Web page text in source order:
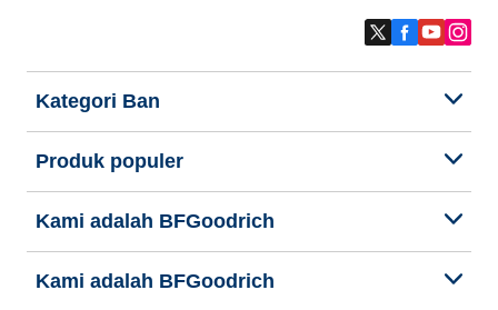
Kategori Ban
Produk populer
Kami adalah BFGoodrich
Kami adalah BFGoodrich